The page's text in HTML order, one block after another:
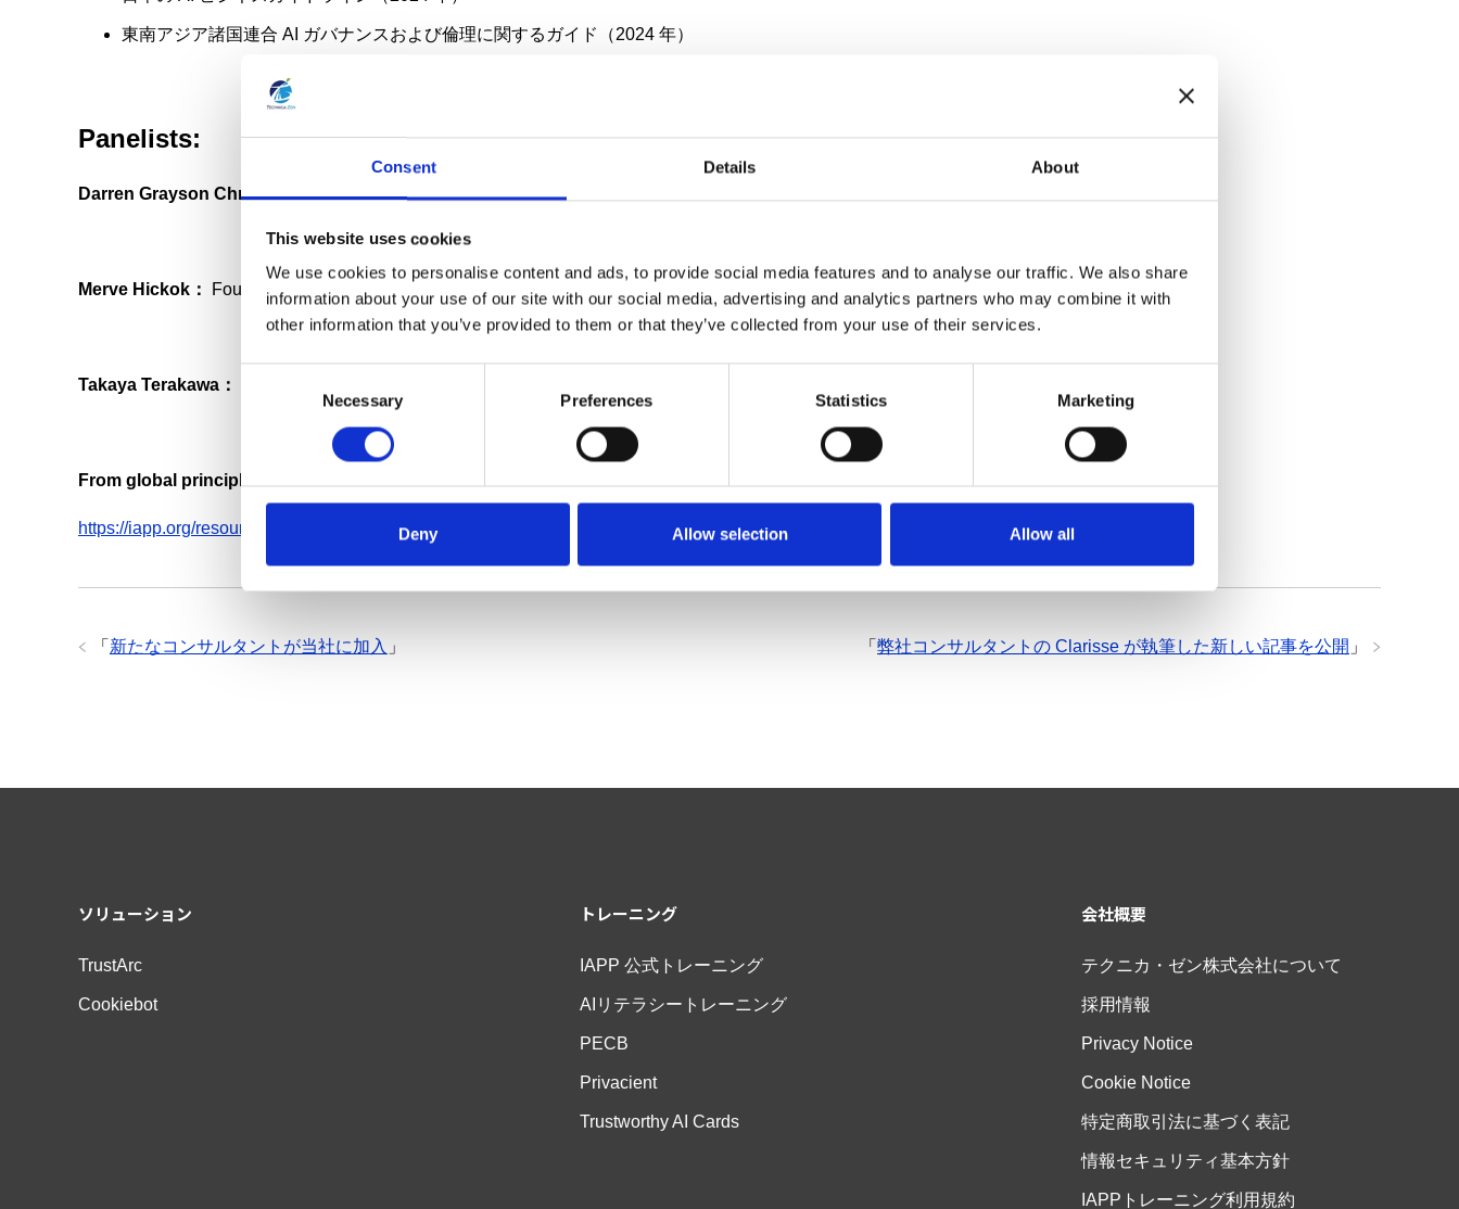
Consent Details About
This website uses cookies
We use cookies to personalise content and ads, to provide social media features and to analyse our traffic. We also share
information about your use of our site with our social media, advertising and analytics partners who may combine it with
other information that you’ve provided to them or that they’ve collected from your use of their services.
e
t
e
e
Necessary Preferences Statistics Marketing
Deny Allow selection Allow all
東南アジア諸国連合 AI ガバナンスおよび倫理に関するガイド（2024 年）
Panelists:
Darren Grayson Chng：AIGP, CIPP/A, CIPP/C, CIPP/E, CIPP/US, CIPM, CIPT, FIP, Regional Data Protection Director, APMEA, Electrolux
Merve Hickok： Founder, AIethicist.org; President and Research Director, Center for AI and Digital Policy
Takaya Terakawa：
From global principles to APAC practice: Governing AI responsibly
https://iapp.org/resources/topics/web-conferences/a0lTS000000zzmXYAQ/
「 弊社コンサルタントの Clarisse が執筆した新しい記事を公開 」
「 新たなコンサルタントが当社に加入 」
ソリューション
TrustArc
Cookiebot
トレーニング
IAPP 公式トレーニング
AIリテラシートレーニング
PECB
Privacient
Trustworthy AI Cards
会社概要
テクニカ・ゼン株式会社について
採用情報
Privacy Notice
Cookie Notice
特定商取引法に基づく表記
情報セキュリティ基本方針
IAPPトレーニング利用規約